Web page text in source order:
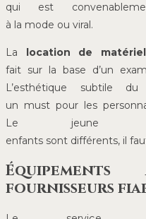
qui est
à la mode ou viral.
La location de
fait sur la base d’un
L’esthétique subtile
un must pour les
Le jeune
enfants sont différents, il
fournisseurs